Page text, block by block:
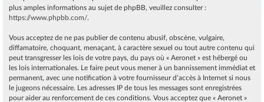
plus amples informations au sujet de phpBB, veuillez consulter :
https://www.phpbb.com/.
Vous acceptez de ne pas publier de contenu abusif, obscène, vulgaire,
diffamatoire, choquant, menaçant, à caractère sexuel ou tout autre contenu qui
peut transgresser les lois de votre pays, du pays où « Aeronet » est hébergé ou
les lois internationales. Le faire peut vous mener à un bannissement immédiat et
permanent, avec une notification à votre fournisseur d’accès à Internet si nous
le jugeons nécessaire. Les adresses IP de tous les messages sont enregistrées
pour aider au renforcement de ces conditions. Vous acceptez que « Aeronet »